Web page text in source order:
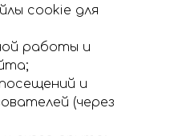
cookie для
работы и
и
(через